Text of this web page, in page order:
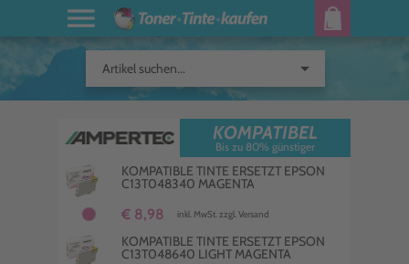
Artikel suchen... arrow_drop_down
KOMPATIBEL
Bis zu 80% günstiger
KOMPATIBLE TINTE ERSETZT EPSON
C13T048340 MAGENTA
€ 8,98 inkl. MwSt. zzgl. Versand
KOMPATIBLE TINTE ERSETZT EPSON
C13T048640 LIGHT MAGENTA